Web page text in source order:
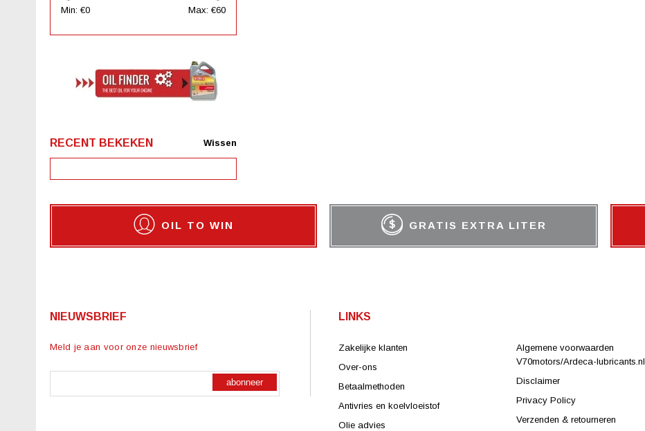
Min: €0 Max: €60
RECENT BEKEKEN Wissen
OIL TO WIN GRATIS EXTRA LITER
NIEUWSBRIEF
Meld je aan voor onze nieuwsbrief
abonneer
LINKS
Zakelijke klanten
Over-ons
Betaalmethoden
Antivries en koelvloeistof
Olie advies
Algemene voorwaarden
V70motors/Ardeca-lubricants.nl
Disclaimer
Privacy Policy
Verzenden & retourneren